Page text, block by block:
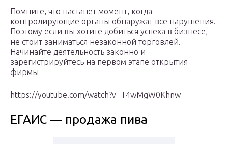
Помните, что настанет момент, когда
контролирующие органы обнаружат все нарушения.
Поэтому если вы хотите добиться успеха в бизнесе,
не стоит заниматься незаконной торговлей.
Начинайте деятельность законно и
зарегистрируйтесь на первом этапе открытия
фирмы
https://youtube.com/watch?v=T4wMgW0Khnw
ЕГАИС — продажа пива